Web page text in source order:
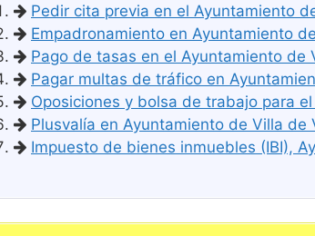
Pedir cita previa en el Ayuntamiento
Empadronamiento en Ayuntamiento
Pago de tasas en el Ayuntamiento de
Pagar multas de tráfico en
Oposiciones y bolsa de trabajo para
Plusvalía en Ayuntamiento de Villa de
Impuesto de bienes inmuebles (IBI),